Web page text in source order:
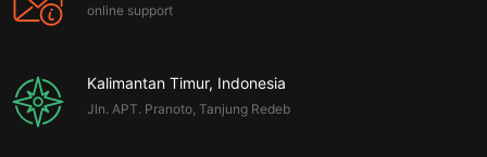
online support
Kalimantan Timur, Indonesia
Jln. APT. Pranoto, Tanjung Redeb